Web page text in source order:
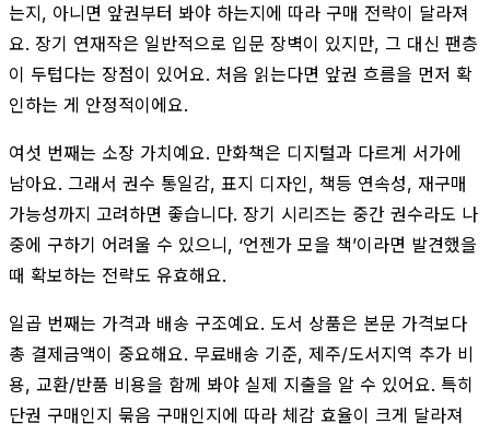
는지, 아니면 앞권부터 봐야 하는지에 따라 구매 전략이 달라져
요. 장기 연재작은 일반적으로 입문 장벽이 있지만, 그 대신 팬층
이 두텁다는 장점이 있어요. 처음 읽는다면 앞권 흐름을 먼저 확
인하는 게 안정적이에요.
여섯 번째는 소장 가치예요. 만화책은 디지털과 다르게 서가에
남아요. 그래서 권수 통일감, 표지 디자인, 책등 연속성, 재구매
가능성까지 고려하면 좋습니다. 장기 시리즈는 중간 권수라도 나
중에 구하기 어려울 수 있으니, ‘언젠가 모을 책’이라면 발견했을
때 확보하는 전략도 유효해요.
일곱 번째는 가격과 배송 구조예요. 도서 상품은 본문 가격보다
총 결제금액이 중요해요. 무료배송 기준, 제주/도서지역 추가 비
용, 교환/반품 비용을 함께 봐야 실제 지출을 알 수 있어요. 특히
단권 구매인지 묶음 구매인지에 따라 체감 효율이 크게 달라져